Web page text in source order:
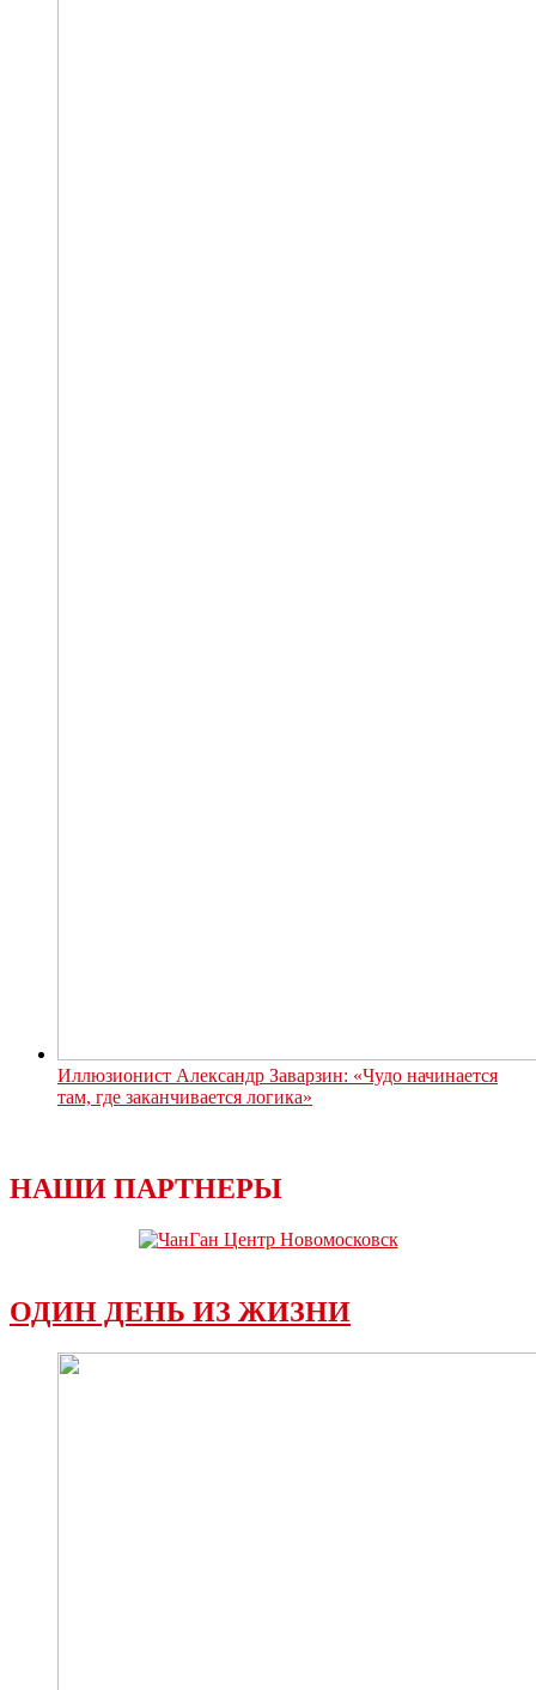
Иллюзионист Александр Заварзин: «Чудо начинается
там, где заканчивается логика»
НАШИ ПАРТНЕРЫ
ОДИН ДЕНЬ ИЗ ЖИЗНИ